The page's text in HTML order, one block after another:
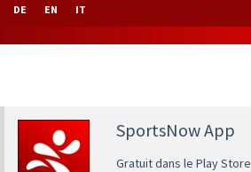
DE EN IT
SportsNow App
Gratuit dans le Play Store